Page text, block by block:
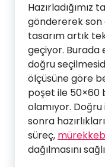
Hazırladığımız
göndererek son
tasarım artık
geçiyor. Burada
doğru
ölçüsüne göre
poşet ile 50×60
olamıyor.
sonra
süreç,
dağılmasını